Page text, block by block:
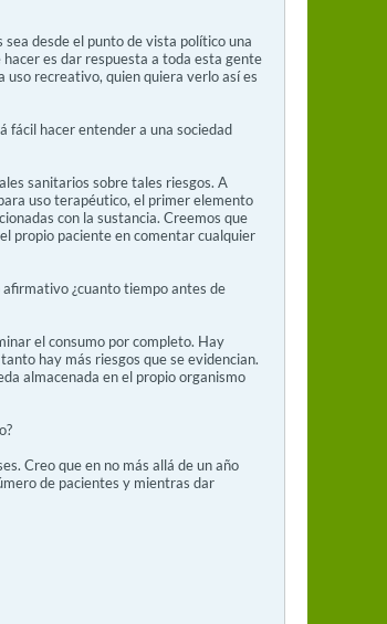
desde el punto de vista político una
es dar respuesta a toda esta gente
uso recreativo, quien quiera verlo así es
fácil hacer entender a una sociedad
sanitarios sobre tales riesgos. A
uso terapéutico, el primer elemento
con la sustancia. Creemos que
propio paciente en comentar cualquier
afirmativo ¿cuanto tiempo antes de
el consumo por completo. Hay
hay más riesgos que se evidencian.
almacenada en el propio organismo
Creo que en no más allá de un año
de pacientes y mientras dar